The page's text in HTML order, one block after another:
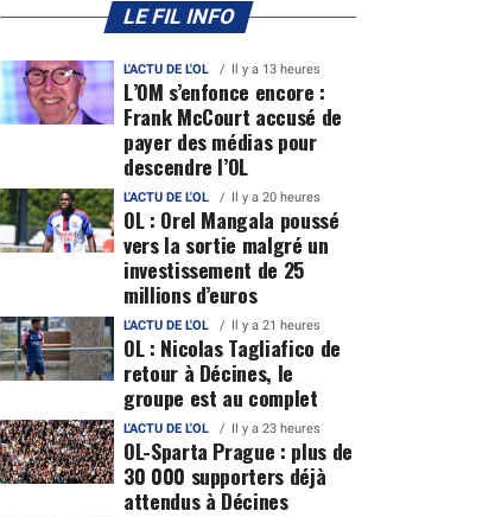
LE FIL INFO
L'ACTU DE L'OL Il y a 13 heures
L’OM s’enfonce encore :
Frank McCourt accusé de
payer des médias pour
descendre l’OL
L'ACTU DE L'OL Il y a 20 heures
OL : Orel Mangala poussé
vers la sortie malgré un
investissement de 25
millions d’euros
L'ACTU DE L'OL Il y a 21 heures
OL : Nicolas Tagliafico de
retour à Décines, le
groupe est au complet
L'ACTU DE L'OL Il y a 23 heures
OL-Sparta Prague : plus de
30 000 supporters déjà
attendus à Décines